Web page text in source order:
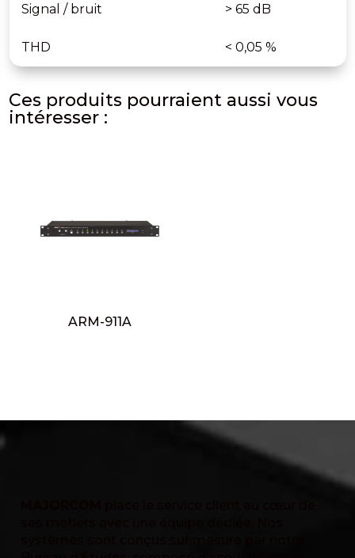
Signal / bruit > 65 dB
THD < 0,05 %
Ces produits pourraient aussi vous
intéresser :
ARM-911A